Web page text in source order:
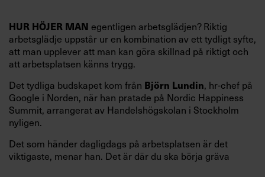
HUR HÖJER MAN egentligen arbetsglädjen? Riktig
arbetsglädje uppstår ur en kombination av ett tydligt syfte,
att man upplever att man kan göra skillnad på riktigt och
att arbetsplatsen känns trygg.
Det tydliga budskapet kom från Björn Lundin, hr-chef på
Google i Norden, när han pratade på Nordic Happiness
Summit, arrangerat av Handelshögskolan i Stockholm
nyligen.
Det som händer dagligdags på arbetsplatsen är det
viktigaste, menar han. Det är där du ska börja gräva